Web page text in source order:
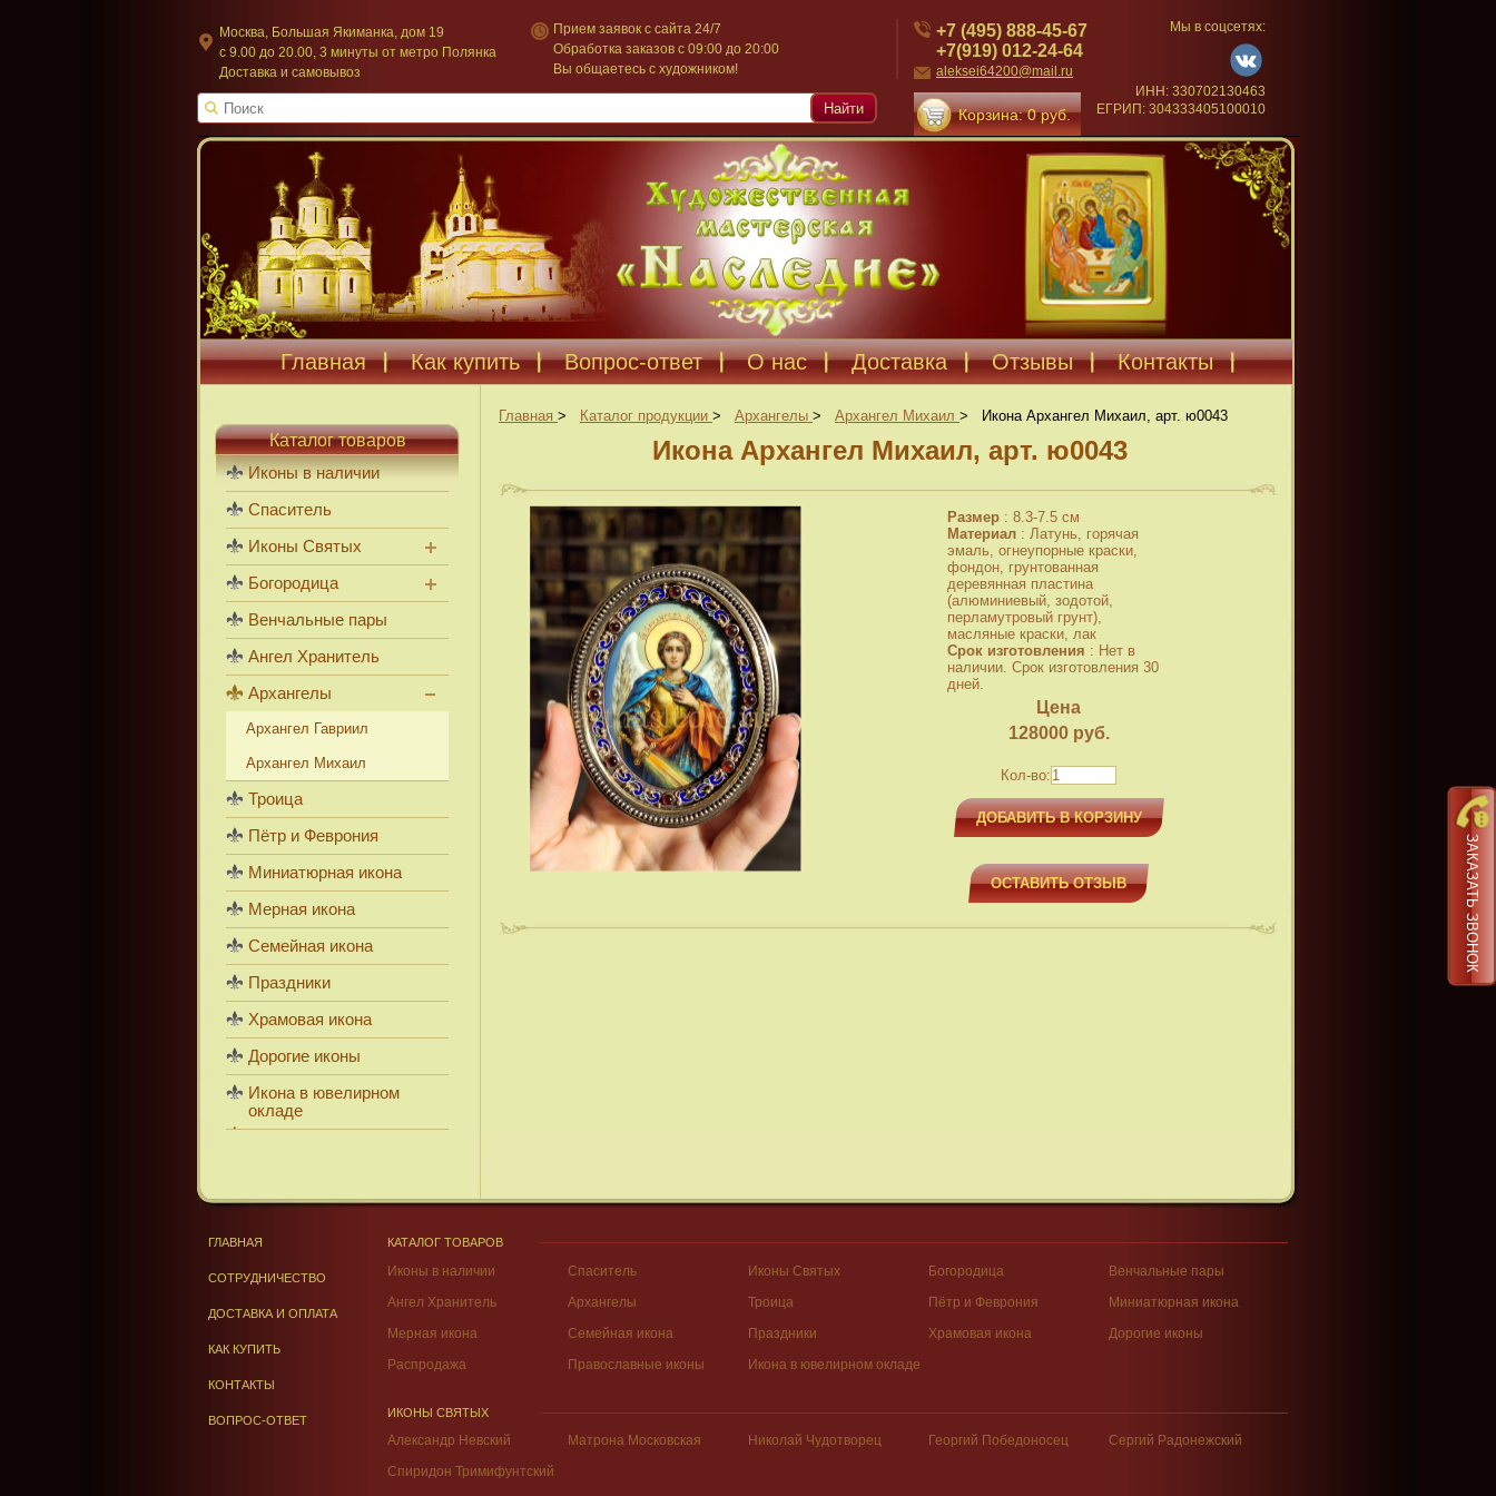
Москва, Большая Якиманка, дом 19
c 9.00 до 20.00, 3 минуты от метро Полянка
Доставка и самовывоз
Прием заявок с сайта 24/7
Обработка заказов с 09:00 до 20:00
Вы общаетесь с художником!
+7 (495) 888-45-67
+7(919) 012-24-64
aleksei64200@mail.ru
Корзина: 0 руб.
Мы в соцсетях:
ИНН: 330702130463
ЕГРИП: 304333405100010
Найти
Главная Как купить Вопрос-ответ О нас Доставка Отзывы Контакты
Главная > Каталог продукции > Архангелы > Архангел Михаил > Икона Архангел Михаил, арт. ю0043
Икона Архангел Михаил, арт. ю0043
Размер : 8.3-7.5 см
Материал : Латунь, горячая
эмаль, огнеупорные краски,
фондон, грунтованная
деревянная пластина
(алюминиевый, зодотой,
перламутровый грунт),
масляные краски, лак
Срок изготовления : Нет в
наличии. Срок изготовления 30
дней.
Цена
128000руб.
Кол-во:
ДОБАВИТЬ В КОРЗИНУ
ОСТАВИТЬ ОТЗЫВ
Каталог товаров
Иконы в наличии
Спаситель
Иконы Святых
Богородица
Венчальные пары
Ангел Хранитель
Архангелы
Архангел Гавриил
Архангел Михаил
Троица
Пётр и Феврония
Миниатюрная икона
Мерная икона
Семейная икона
Праздники
Храмовая икона
Дорогие иконы
Икона в ювелирном
окладе
ЗАКАЗАТЬ ЗВОНОК
ГЛАВНАЯ
СОТРУДНИЧЕСТВО
ДОСТАВКА И ОПЛАТА
КАК КУПИТЬ
КОНТАКТЫ
ВОПРОС-ОТВЕТ
КАТАЛОГ ТОВАРОВ
Иконы в наличии Спаситель Иконы Святых Богородица
Венчальные пары
Ангел Хранитель
Архангелы Троица Пётр и Феврония
Миниатюрная икона
Мерная икона
Семейная икона Праздники Храмовая икона
Дорогие иконы
Распродажа
Православные иконы Икона в ювелирном окладе
ИКОНЫ СВЯТЫХ
Александр Невский Матрона Московская Николай Чудотворец Георгий Победоносец
Сергий Радонежский
Спиридон Тримифунтский